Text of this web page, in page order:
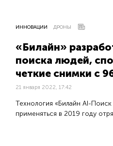
ИННОВАЦИИ ДРОНЫ
«Билайн»
поиска людей,
четкие снимки с
21 января 2022, 17:42
Технология «Билайн AI-
применяться в 2019 году